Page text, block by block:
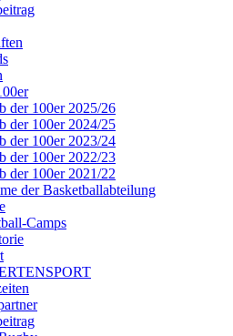
der 100er 2025/26
der 100er 2024/25
der 100er 2023/24
der 100er 2022/23
der 100er 2021/22
der Basketballabteilung
Camps